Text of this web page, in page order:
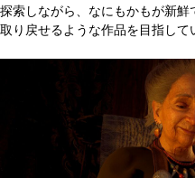
探索しながら、なにもかもが新
取り戻せるような作品を目指して